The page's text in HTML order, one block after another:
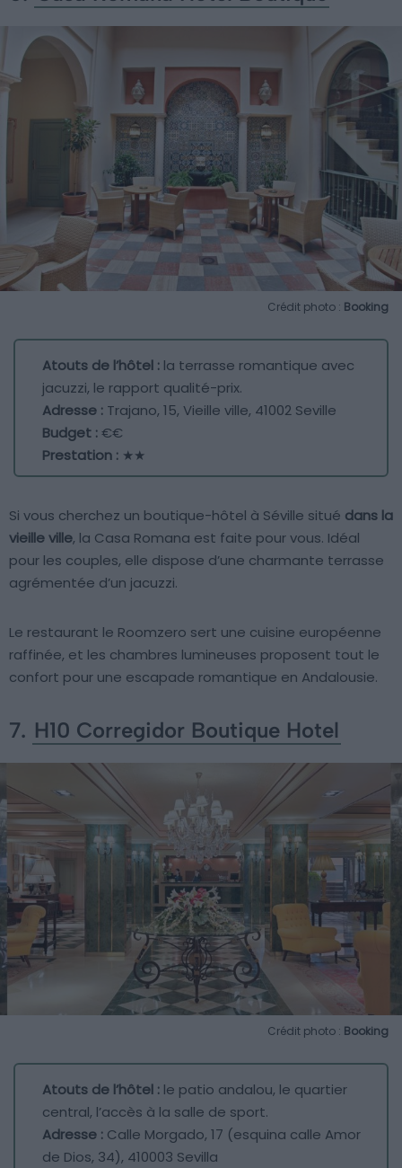
Crédit photo : Booking
Atouts de l’hôtel : la terrasse romantique avec
jacuzzi, le rapport qualité-prix.
Adresse : Trajano, 15, Vieille ville, 41002 Seville
Budget :€€
Prestation : ★★
Si vous cherchez un boutique-hôtel à Séville situé dans la
vieille ville, la Casa Romana est faite pour vous. Idéal
pour les couples, elle dispose d’une charmante terrasse
agrémentée d’un jacuzzi.
Le restaurant le Roomzero sert une cuisine européenne
raffinée, et les chambres lumineuses proposent tout le
confort pour une escapade romantique en Andalousie.
7. H10 Corregidor Boutique Hotel
Crédit photo : Booking
Atouts de l’hôtel : le patio andalou, le quartier
central, l’accès à la salle de sport.
Adresse : Calle Morgado, 17 (esquina calle Amor
de Dios, 34), 410003 Sevilla